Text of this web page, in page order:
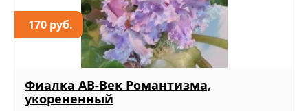
170 руб.
Фиалка АВ-Век Романтизма,
укорененный